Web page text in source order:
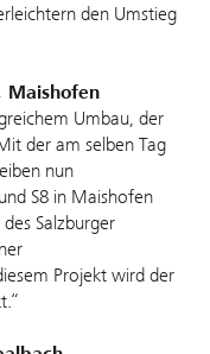
den Umstieg
Maishofen
Umbau, der
der am selben Tag
nun
S8 in Maishofen
Salzburger
Projekt wird der